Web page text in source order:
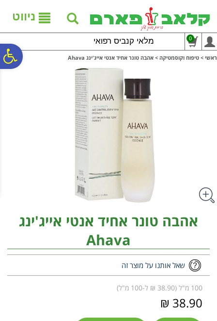
נגישות
אתר
המרכזי
ניווט
מלאי קנביס רפואי 0
ראשי > טיפוח וקוסמטיקה > אהבה טונר אחיד אנטי אייג'ינג Ahava
אהבה טונר אחיד אנטי אייג'ינג
Ahava
שאל אותנו על מוצר זה
100 מ"ל (38.90 ₪ ל-100 מ"ל)
38.90 ₪